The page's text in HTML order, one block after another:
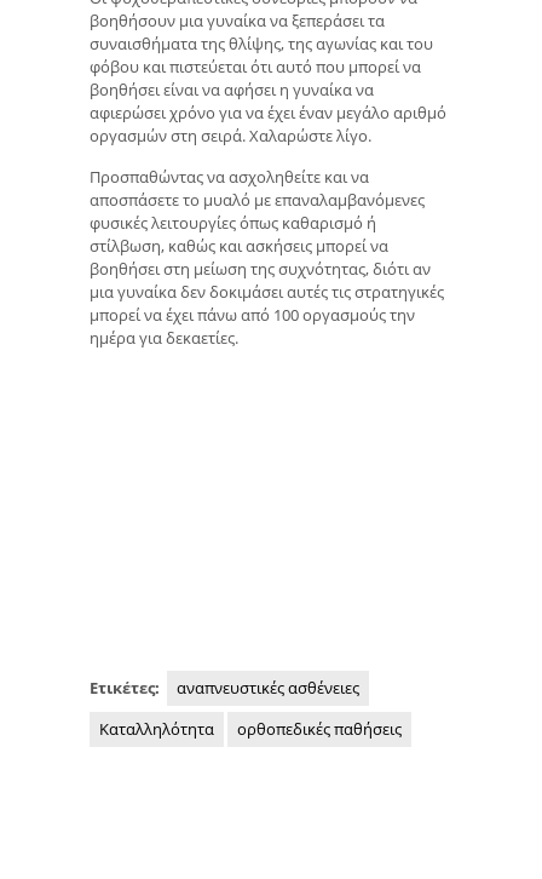
βοηθήσουν μια γυναίκα να ξεπεράσει τα
συναισθήματα της θλίψης, της αγωνίας και του
φόβου και πιστεύεται ότι αυτό που μπορεί να
βοηθήσει είναι να αφήσει η γυναίκα να
αφιερώσει χρόνο για να έχει έναν μεγάλο αριθμό
οργασμών στη σειρά. Χαλαρώστε λίγο.
Προσπαθώντας να ασχοληθείτε και να
αποσπάσετε το μυαλό με επαναλαμβανόμενες
φυσικές λειτουργίες όπως καθαρισμό ή
στίλβωση, καθώς και ασκήσεις μπορεί να
βοηθήσει στη μείωση της συχνότητας, διότι αν
μια γυναίκα δεν δοκιμάσει αυτές τις στρατηγικές
μπορεί να έχει πάνω από 100 οργασμούς την
ημέρα για δεκαετίες.
Ετικέτες:
αναπνευστικές ασθένειες
Καταλληλότητα
ορθοπεδικές παθήσεις